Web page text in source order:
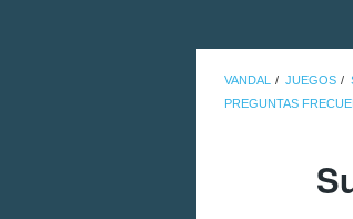
VANDAL JUEGOS
PREGUNTAS